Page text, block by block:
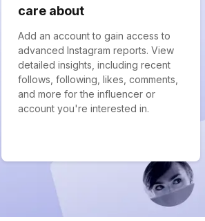
care about
Add an account to gain access to
advanced Instagram reports. View
detailed insights, including recent
follows, following, likes, comments,
and more for the influencer or
account you're interested in.